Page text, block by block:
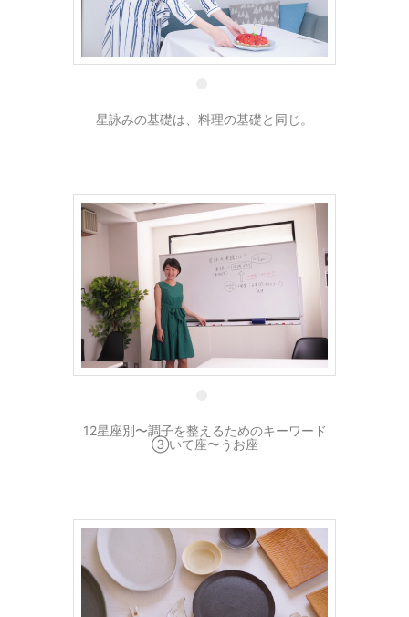
2 8月
星詠みの基礎は、料理の基礎と同じ。
7 5月
12星座別〜調子を整えるためのキーワード
③いて座〜うお座